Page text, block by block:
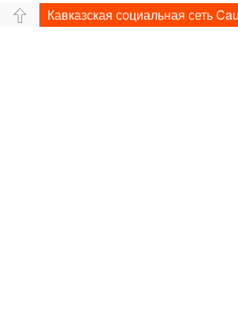
Путешествие
Перевал
Кавказская социальная сеть